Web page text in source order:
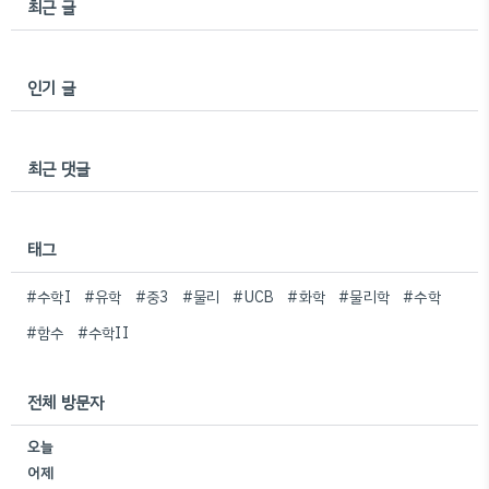
최근 글
인기 글
최근 댓글
태그
#수학I #유학 #중3 #물리 #UCB #화학 #물리학 #수학
#함수
#수학II
전체 방문자
오늘
어제